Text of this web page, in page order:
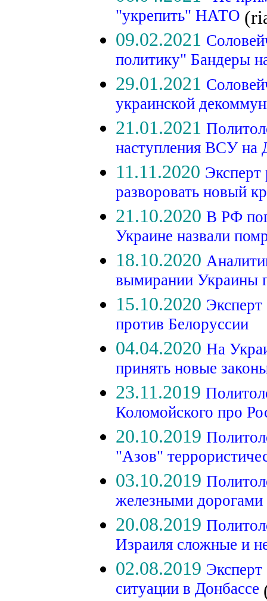
"укрепить" НАТО
09.02.2021
политику" Бандеры
29.01.2021
украинской
21.01.2021
наступления ВСУ на
11.11.2020 Эксперт
разворовать новый
21.10.2020 В РФ
Украине назвали
18.10.2020
вымирании Украины
15.10.2020
против Белоруссии
04.04.2020 На
принять новые
23.11.2019
Коломойского про
20.10.2019
"Азов"
03.10.2019
железными дорогами
20.08.2019
Израиля сложные и
02.08.2019 Эксперт
ситуации в Донбассе